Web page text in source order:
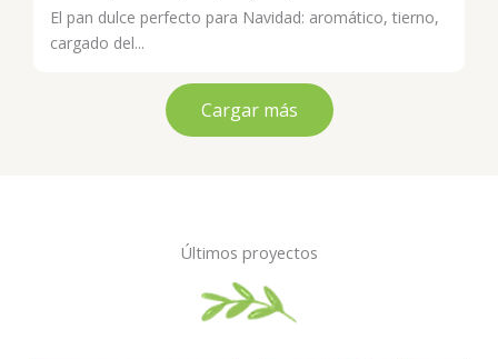
El pan dulce perfecto para Navidad: aromático, tierno,
cargado del...
Cargar más
Últimos proyectos